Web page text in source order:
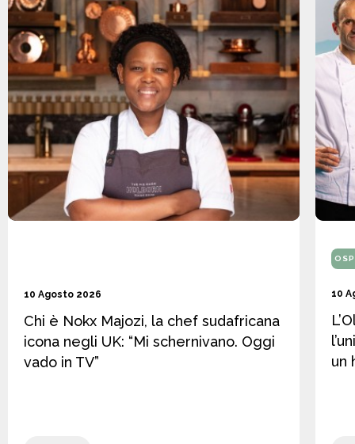
10 Agosto 2026
Chi è Nokx Majozi, la chef sudafricana
icona negli UK: “Mi schernivano. Oggi
vado in TV”
10
un